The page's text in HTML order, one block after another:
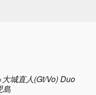
城直人(Gt/Vo) Duo
島